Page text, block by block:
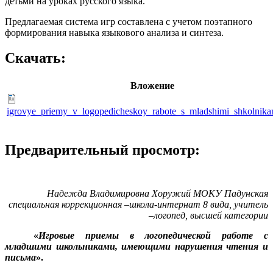
Предлагаемая система игр составлена с учетом поэтапного
формирования на­выка языкового анализа и синтеза.
Скачать:
Вложение
Предварительный просмотр:
Надежда Владимировна Хоружий МОКУ Падунская
специальная коррекционная –школа-интернат 8 вида, учитель
–логопед, высшей категории
«Игровые приемы в логопедической работе с
младшими школьниками, имеющими нарушения чтения и
письма».